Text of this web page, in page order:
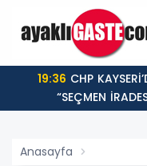
19:36
“SEÇMEN
Anasayfa